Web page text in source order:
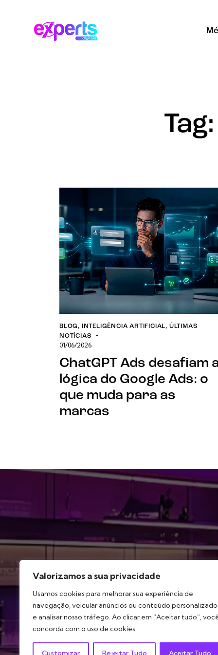
Valorizamos a sua privacidade
Usamos cookies para melhorar sua experiência de
navegação, veicular anúncios ou conteúdo personalizado
e analisar nosso tráfego. Ao clicar em “Aceitar tudo”,
concorda com o uso de cookies.
Customizar Rejeitar Tudo Aceitar Tudo
BLOG , INTELIGÊNCIA ARTIFICIAL, ÚLTIMAS
NOTÍCIAS
01/06/2026
ChatGPT Ads desafiam
lógica do Google Ads: o
que muda para as
marcas